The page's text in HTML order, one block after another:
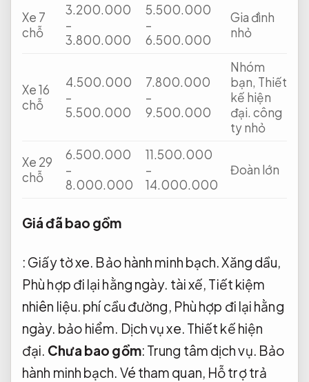
Xe 7
chỗ
3.200.000
–
3.800.000
5.500.000
–
6.500.000
Gia đình
nhỏ
Xe 16
chỗ
4.500.000
–
5.500.000
7.800.000
–
9.500.000
Nhóm
bạn, Thiết
kế hiện
đại. công
ty nhỏ
Xe 29
chỗ
6.500.000
–
8.000.000
11.500.000
–
14.000.000
Đoàn lớn
Giá đã bao gồm
: Giấy tờ xe. Bảo hành minh bạch.Xăng dầu,
Phù hợp đi lại hằng ngày. tài xế, Tiết kiệm
nhiên liệu. phí cầu đường, Phù hợp đi lại hằng
ngày. bảo hiểm. Dịch vụ xe. Thiết kế hiện
đại. Chưa bao gồm: Trung tâm dịch vụ. Bảo
hành minh bạch. Vé tham quan, Hỗ trợ trả